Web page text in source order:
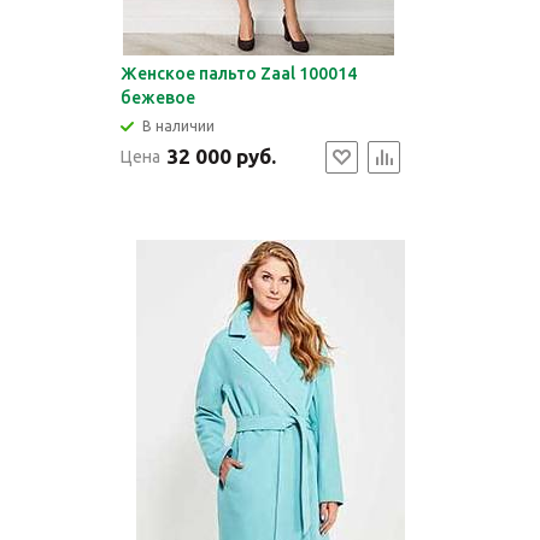
Женское пальто Zaal 100014
бежевое
В наличии
Цена 32 000 руб.